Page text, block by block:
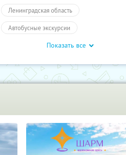
Ленинградская область
Автобусные экскурсии
Пешие экскурсии Туры
Экскурсии Туры Развлечения
Показать все